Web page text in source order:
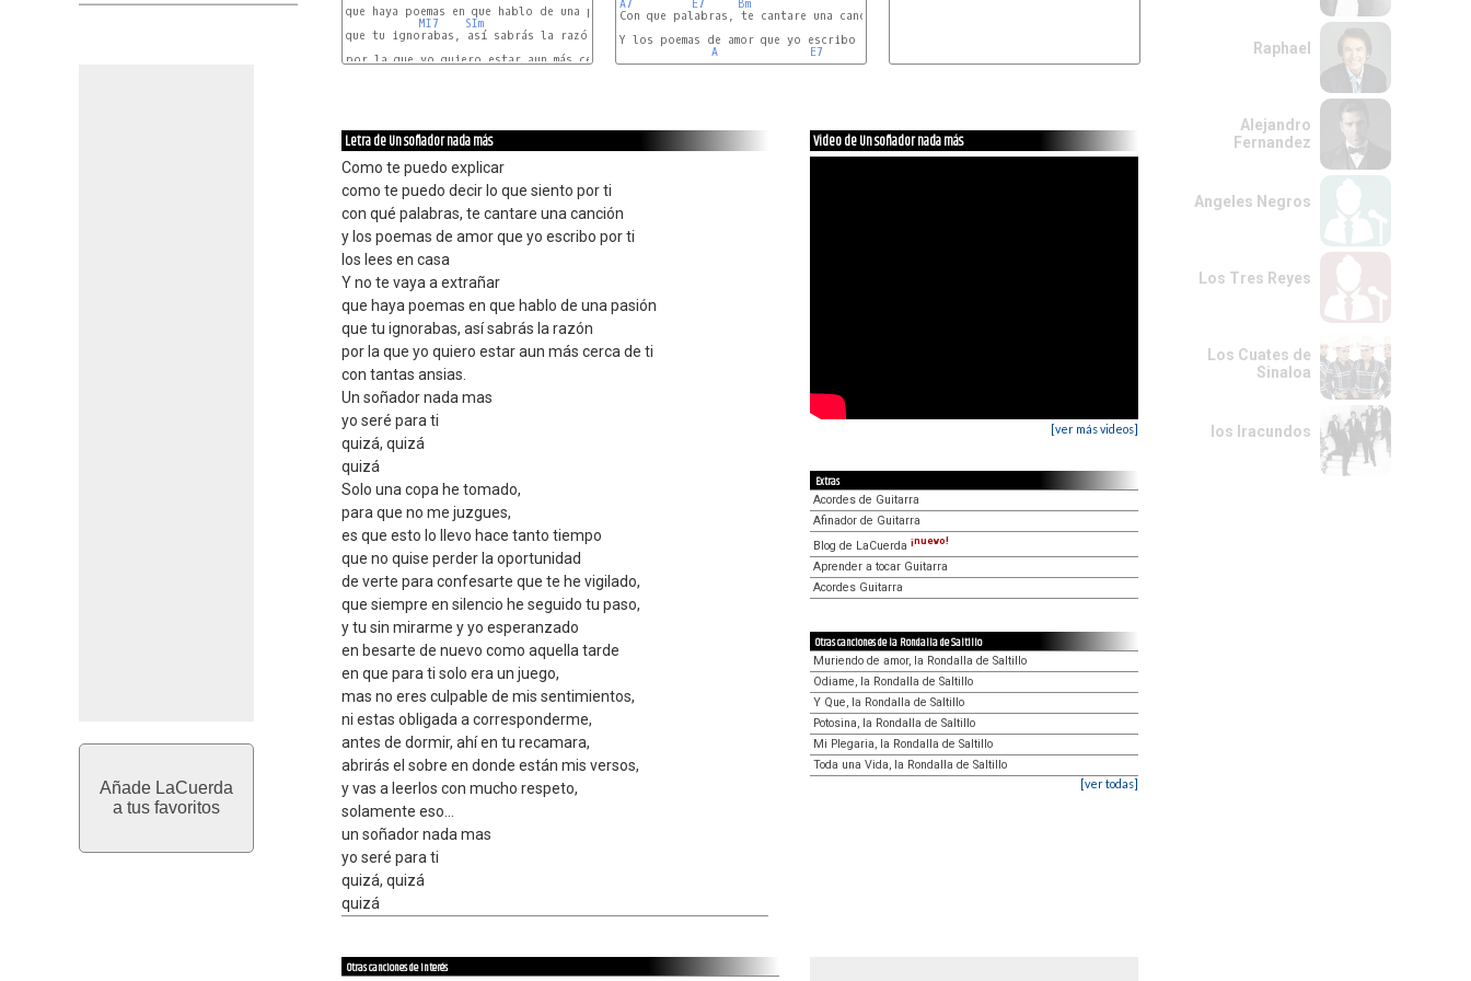
Añade LaCuerda
a tus favoritos
que haya poemas en que hablo de una pasión
MI7
SIm
que tu ignorabas, así sabrás la razón
MI7
por la que yo quiero estar aun más cerca de ti
A7
E7
Bm
Con que palabras, te cantare una canción,
Y los poemas de amor que yo escribo por ti,
A
E7
Letra de Un soñador nada más
Como te puedo explicar
como te puedo decir lo que siento por ti
con qué palabras, te cantare una canción
y los poemas de amor que yo escribo por ti
los lees en casa
Y no te vaya a extrañar
que haya poemas en que hablo de una pasión
que tu ignorabas, así sabrás la razón
por la que yo quiero estar aun más cerca de ti
con tantas ansias.
Un soñador nada mas
yo seré para ti
quizá, quizá
quizá
Solo una copa he tomado,
para que no me juzgues,
es que esto lo llevo hace tanto tiempo
que no quise perder la oportunidad
de verte para confesarte que te he vigilado,
que siempre en silencio he seguido tu paso,
y tu sin mirarme y yo esperanzado
en besarte de nuevo como aquella tarde
en que para ti solo era un juego,
mas no eres culpable de mis sentimientos,
ni estas obligada a corresponderme,
antes de dormir, ahí en tu recamara,
abrirás el sobre en donde están mis versos,
y vas a leerlos con mucho respeto,
solamente eso...
un soñador nada mas
yo seré para ti
quizá, quizá
quizá
Video de Un soñador nada más
[ver más videos]
Extras
Acordes de Guitarra
Afinador de Guitarra
Blog de LaCuerda ¡nuevo!
Aprender a tocar Guitarra
Acordes Guitarra
Otras canciones de la Rondalla de Saltillo
Muriendo de amor, la Rondalla de Saltillo
Odiame, la Rondalla de Saltillo
Y Que, la Rondalla de Saltillo
Potosina, la Rondalla de Saltillo
Mi Plegaria, la Rondalla de Saltillo
Toda una Vida, la Rondalla de Saltillo
[ver todas]
Otras canciones de interés
Raphael
Alejandro
Fernandez
Angeles Negros
Los Tres Reyes
Los Cuates de
Sinaloa
los Iracundos